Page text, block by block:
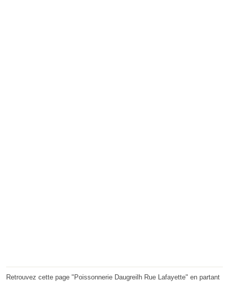
Retrouvez cette page "Poissonnerie Daugreilh Rue Lafayette" en partant